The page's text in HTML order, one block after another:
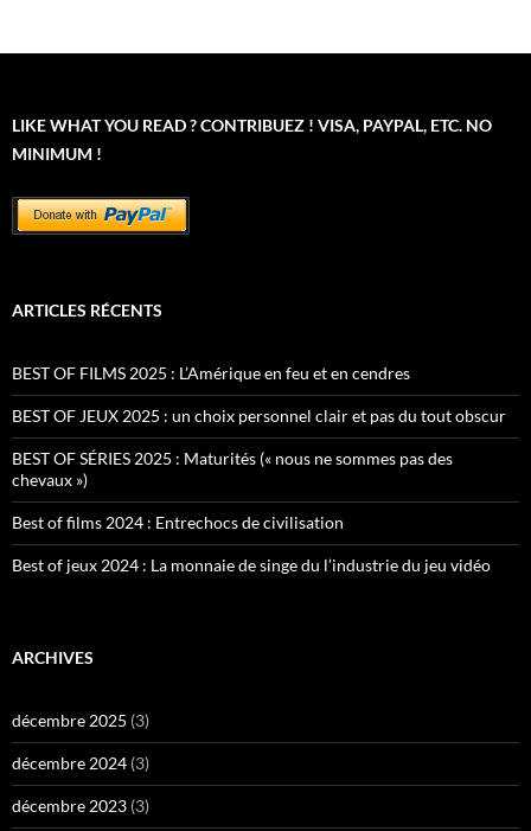
LIKE WHAT YOU READ ? CONTRIBUEZ ! VISA, PAYPAL, ETC. NO
MINIMUM !
ARTICLES RÉCENTS
BEST OF FILMS 2025 : L’Amérique en feu et en cendres
BEST OF JEUX 2025 : un choix personnel clair et pas du tout obscur
BEST OF SÉRIES 2025 : Maturités (« nous ne sommes pas des
chevaux »)
Best of films 2024 : Entrechocs de civilisation
Best of jeux 2024 : La monnaie de singe du l’industrie du jeu vidéo
ARCHIVES
décembre 2025 (3)
décembre 2024 (3)
décembre 2023 (3)